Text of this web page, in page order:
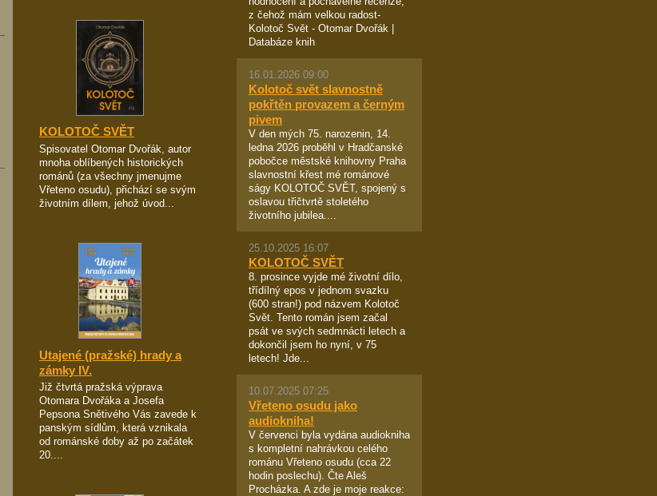
KOLOTOČ SVĚT
Spisovatel Otomar Dvořák, autor
mnoha oblíbených historických
románů (za všechny jmenujme
Vřeteno osudu), přichází se svým
životním dílem, jehož úvod...
Utajené (pražské) hrady a
zámky IV.
Již čtvrtá pražská výprava
Otomara Dvořáka a Josefa
Pepsona Snětivého Vás zavede k
panským sídlům, která vznikala
od románské doby až po začátek
20....
z čehož mám velkou radost-
Kolotoč Svět - Otomar Dvořák |
Databáze knih
16.01.2026 09:00
Kolotoč svět slavnostně
pokřtěn provazem a černým
pivem
V den mých 75. narozenin, 14.
ledna 2026 proběhl v Hradčanské
pobočce městské knihovny Praha
slavnostní křest mé románové
ságy KOLOTOČ SVĚT, spojený s
oslavou třičtvrtě stoletého
životního jubilea....
25.10.2025 16:07
KOLOTOČ SVĚT
8. prosince vyjde mé životní dílo,
třídílný epos v jednom svazku
(600 stran!) pod názvem Kolotoč
Svět. Tento román jsem začal
psát ve svých sedmnácti letech a
dokončil jsem ho nyní, v 75
letech! Jde...
10.07.2025 07:25
Vřeteno osudu jako
audiokniha!
V červenci byla vydána audiokniha
s kompletní nahrávkou celého
románu Vřeteno osudu (cca 22
hodin poslechu). Čte Aleš
Procházka. A zde je moje reakce: